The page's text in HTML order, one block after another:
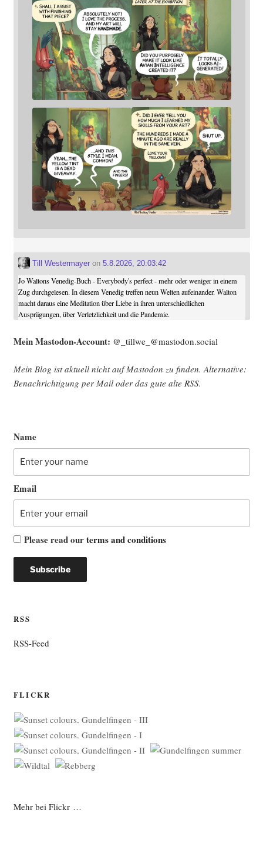
Till Westermayeron 5.8.2026, 20:03:42
Jo Waltons Venedig-Buch - Everybody's perfect - mehr oder weniger in einem
Zug durchgelesen. In diesem Venedig treffen neun Welten aufeinander. Walton
macht daraus eine Meditation über Liebe in ihren unterschiedlichen
Ausprägungen, über Verletzlichkeit und die Pandemie.
Mein Mast­o­don-Account: @_tillwe_@mastodon.social
Mein Blog ist aktu­ell nicht auf Mast­o­don zu fin­den. Alter­na­ti­ve:
Benach­rich­ti­gung per Mail oder das gute alte RSS.
Name
Email
Please read ourterms and conditions
RSS
RSS-Feed
FLICKR
Mehr bei Flickr …